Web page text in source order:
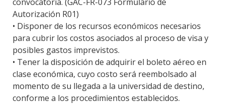
Autorización R01)
• Disponer de los recursos económicos necesarios
para cubrir los costos asociados al proceso de visa y
posibles gastos imprevistos.
• Tener la disposición de adquirir el boleto aéreo en
clase económica, cuyo costo será reembolsado al
momento de su llegada a la universidad de destino,
conforme a los procedimientos establecidos.